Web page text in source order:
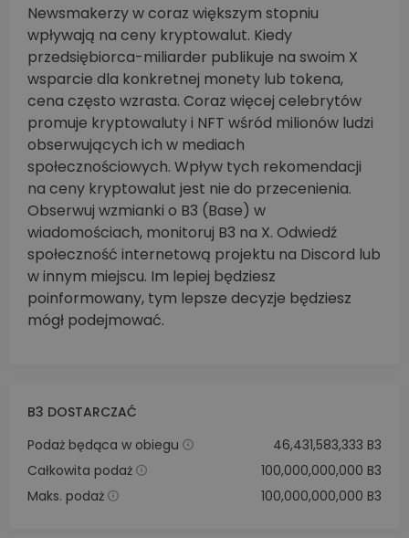
Newsmakerzy w coraz większym stopniu
wpływają na ceny kryptowalut. Kiedy
przedsiębiorca-miliarder publikuje na swoim X
wsparcie dla konkretnej monety lub tokena,
cena często wzrasta. Coraz więcej celebrytów
promuje kryptowaluty i NFT wśród milionów ludzi
obserwujących ich w mediach
społecznościowych. Wpływ tych rekomendacji
na ceny kryptowalut jest nie do przecenienia.
Obserwuj wzmianki o B3 (Base) w
wiadomościach, monitoruj B3 na X. Odwiedź
społeczność internetową projektu na Discord lub
w innym miejscu. Im lepiej będziesz
poinformowany, tym lepsze decyzje będziesz
mógł podejmować.
B3 DOSTARCZAĆ
Podaż będąca w obiegu
46,431,583,333 B3
Całkowita podaż
100,000,000,000 B3
Maks. podaż
100,000,000,000 B3